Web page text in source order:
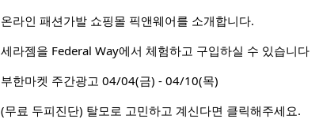
온라인 패션가발 쇼핑몰 픽앤웨어를 소개합니다.
세라젬을 Federal Way에서 체험하고 구입하실 수 있습니다
부한마켓 주간광고 04/04(금) - 04/10(목)
(무료 두피진단) 탈모로 고민하고 계신다면 클릭해주세요.